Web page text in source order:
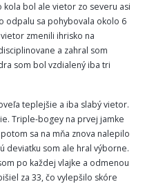
kola bol ale vietor zo severu asi
odpalu sa pohybovala okolo 6
zmenili ihrisko na
a zahral som
som bol vzdialený iba tri
teplejšie a iba slabý vietor.
Triple-bogey na prvej jamke
sa na mňa znova nalepilo
deviatku som ale hral výborne.
po každej vlajke a odmenou
za 33, čo vylepšilo skóre